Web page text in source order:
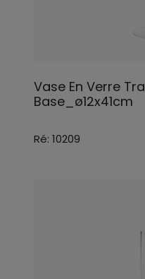
Vase En Verre
Base_ø12x41cm
Ré: 10209